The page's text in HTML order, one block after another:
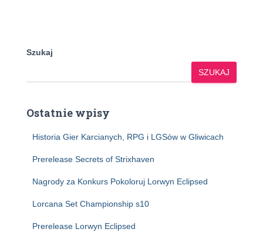
Szukaj
SZUKAJ
Ostatnie wpisy
Historia Gier Karcianych, RPG i LGSów w Gliwicach
Prerelease Secrets of Strixhaven
Nagrody za Konkurs Pokoloruj Lorwyn Eclipsed
Lorcana Set Championship s10
Prerelease Lorwyn Eclipsed